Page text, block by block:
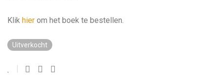
Klik hier om het boek te bestellen.
Uitverkocht